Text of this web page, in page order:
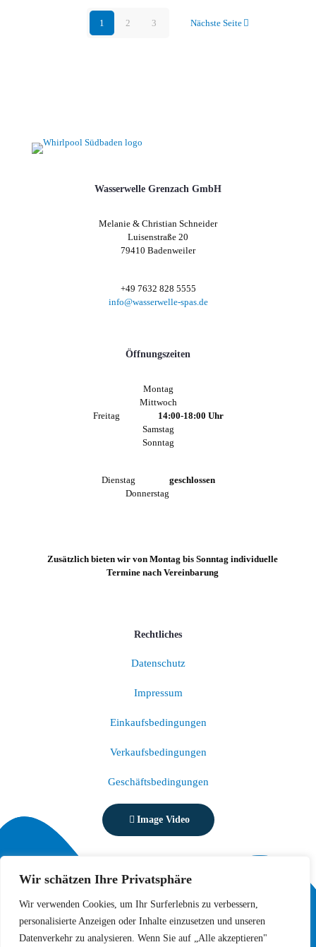
Wir schätzen Ihre Privatsphäre
Wir verwenden Cookies, um Ihr Surferlebnis zu verbessern,
personalisierte Anzeigen oder Inhalte einzusetzen und unseren
Datenverkehr zu analysieren. Wenn Sie auf „Alle akzeptieren"
1 2 3 Nächste Seite
Wasserwelle Grenzach GmbH
Melanie & Christian Schneider
Luisenstraße 20
79410 Badenweiler
+49 7632 828 5555
info@wasserwelle-spas.de
Öffnungszeiten
Montag
Mittwoch
Freitag 14:00-18:00 Uhr
Samstag
Sonntag
Dienstag geschlossen
Donnerstag
Zusätzlich bieten wir von Montag bis Sonntag individuelle
Termine nach Vereinbarung
Rechtliches
Datenschutz
Impressum
Einkaufsbedingungen
Verkaufsbedingungen
Geschäftsbedingungen
Image Video